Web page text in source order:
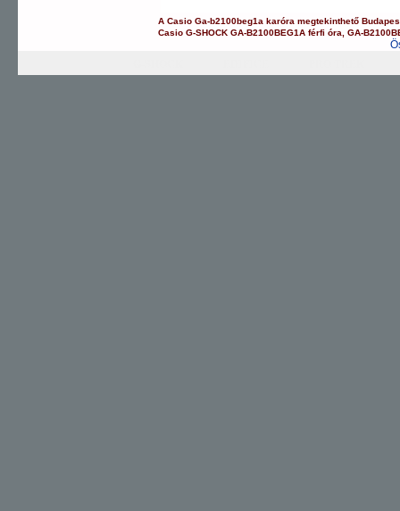
ACasio Ga-b2100beg1a karóra megtekinthető
Casio G-SHOCK GA-B2100BEG1A férfi óra ,GA-